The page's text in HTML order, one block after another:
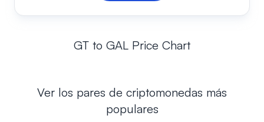
GT to GAL Price Chart
Ver los pares de criptomonedas más
populares